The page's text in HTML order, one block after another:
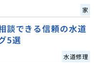
家
談できる信頼の水道
5選
水道修理